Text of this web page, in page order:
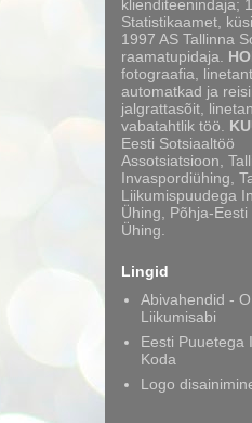
klienditeenindaja;
Statistikaamet,
1997 AS Tallinna
raamatupidaja.
fotograafia,
automatkad ja
jalgrattasõit,
vabatahtlik töö.
Eesti Sotsiaaltöö
Assotsiatsioon,
Invaspordiühing,
Liikumispuudega
Ühing, Põhja-Eesti
Ühing.
Lingid
Abivahendid -
Liikumisabi
Eesti Puuetega
Koda
Logo